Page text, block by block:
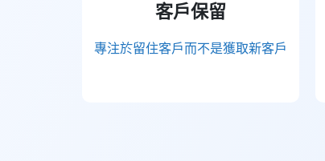
客戶保留
專注於留住客戶而不是獲取新客戶